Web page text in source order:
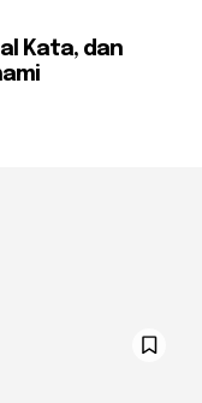
Kata, dan